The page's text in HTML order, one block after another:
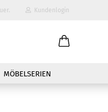
Kundenlogin
MÖBELSERIEN